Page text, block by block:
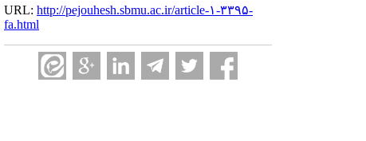
URL: http://pejouhesh.sbmu.ac.ir/article-۱-۳۳۹۵-
fa.html